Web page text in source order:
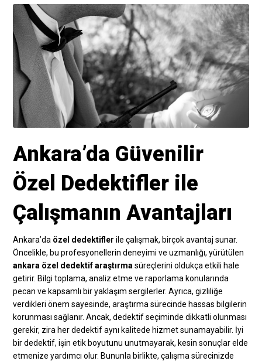
Ankara’da Güvenilir
Özel Dedektifler ile
Çalışmanın Avantajları
Ankara’da özel dedektifler ile çalışmak, birçok avantaj sunar.
Öncelikle, bu profesyonellerin deneyimi ve uzmanlığı, yürütülen
ankara özel dedektif araştırma süreçlerini oldukça etkili hale
getirir. Bilgi toplama, analiz etme ve raporlama konularında
pecan ve kapsamlı bir yaklaşım sergilerler. Ayrıca, gizliliğe
verdikleri önem sayesinde, araştırma sürecinde hassas bilgilerin
korunması sağlanır. Ancak, dedektif seçiminde dikkatli olunması
gerekir, zira her dedektif aynı kalitede hizmet sunamayabilir. İyi
bir dedektif, işin etik boyutunu unutmayarak, kesin sonuçlar elde
etmenize yardımcı olur. Bununla birlikte, çalışma sürecinizde